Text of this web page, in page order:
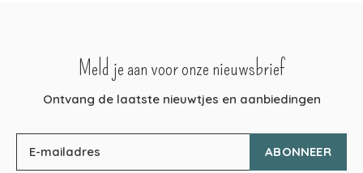
Meld je aan voor onze nieuwsbrief
Ontvang de laatste nieuwtjes en aanbiedingen
ABONNEER